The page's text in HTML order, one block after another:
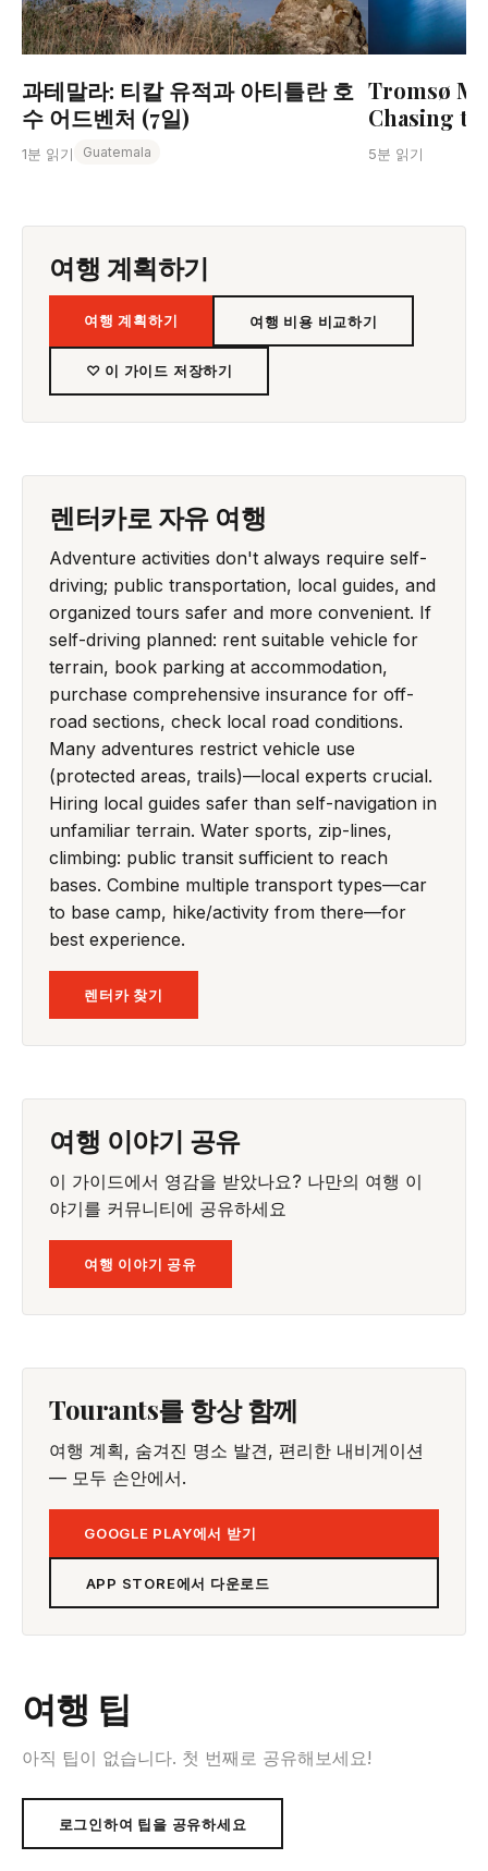
과테말라: 티칼 유적과 아티틀란 호
수 어드벤처 (7일)
1분 읽기 Guatemala
Tromsø
Chasing
5분 읽기
여행 계획하기
여행 계획하기 여행 비용 비교하기
♡ 이 가이드 저장하기
렌터카로 자유 여행
Adventure activities don't always require self-
driving; public transportation, local guides, and
organized tours safer and more convenient. If
self-driving planned: rent suitable vehicle for
terrain, book parking at accommodation,
purchase comprehensive insurance for off-
road sections, check local road conditions.
Many adventures restrict vehicle use
(protected areas, trails)—local experts crucial.
Hiring local guides safer than self-navigation in
unfamiliar terrain. Water sports, zip-lines,
climbing: public transit sufficient to reach
bases. Combine multiple transport types—car
to base camp, hike/activity from there—for
best experience.
렌터카 찾기
여행 이야기 공유
이 가이드에서 영감을 받았나요? 나만의 여행 이
야기를 커뮤니티에 공유하세요
여행 이야기 공유
Tourants를 항상 함께
여행 계획, 숨겨진 명소 발견, 편리한 내비게이션
— 모두 손안에서.
GOOGLE PLAY에서 받기
APP STORE에서 다운로드
여행 팁
아직 팁이 없습니다. 첫 번째로 공유해보세요!
로그인하여 팁을 공유하세요